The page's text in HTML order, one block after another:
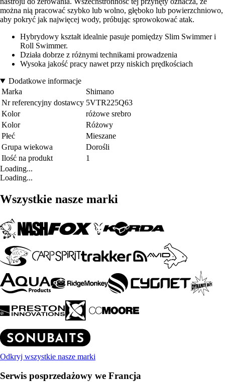
można nią pracować szybko lub wolno, głęboko lub powierzchniowo,
aby pokryć jak najwięcej wody, próbując sprowokować atak.
Hybrydowy kształt idealnie pasuje pomiędzy Slim Swimmer i
Roll Swimmer.
Działa dobrze z różnymi technikami prowadzenia
Wysoka jakość pracy nawet przy niskich prędkościach
Dodatkowe informacje
Marka
Shimano
Nr referencyjny dostawcy 5VTR225Q63
Kolor
różowe srebro
Kolor
Różowy
Płeć
Mieszane
Grupa wiekowa
Dorośli
Ilość na produkt
1
Loading...
Loading...
Wszystkie nasze marki
Odkryj wszystkie nasze marki
Serwis posprzedażowy we Francja